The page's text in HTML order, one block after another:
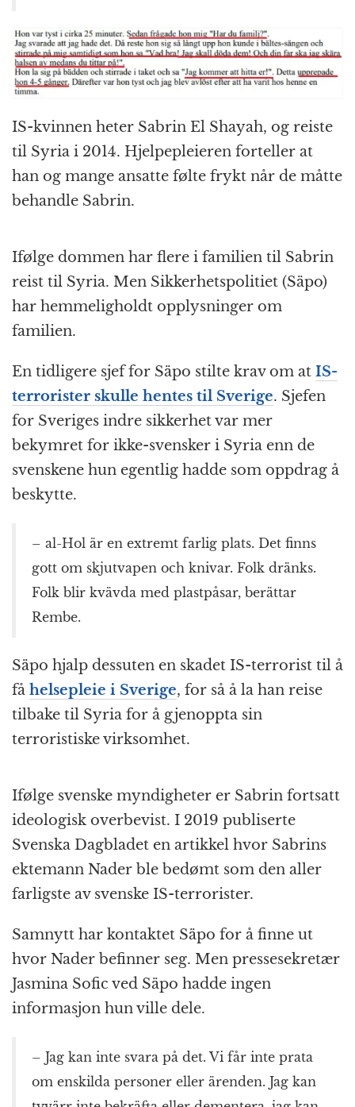
IS-kvinnen heter Sabrin El Shayah, og reiste
til Syria i 2014. Hjelpepleieren forteller at
han og mange ansatte følte frykt når de måtte
behandle Sabrin.
Ifølge dommen har flere i familien til Sabrin
reist til Syria. Men Sikkerhetspolitiet (Säpo)
har hemmeligholdt opplysninger om
familien.
En tidligere sjef for Säpo stilte krav om at IS-
terrorister skulle hentes til Sverige. Sjefen
for Sveriges indre sikkerhet var mer
bekymret for ikke-svensker i Syria enn de
svenskene hun egentlig hadde som oppdrag å
beskytte.
– al-Hol är en extremt farlig plats. Det finns
gott om skjutvapen och knivar. Folk dränks.
Folk blir kvävda med plastpåsar, berättar
Rembe.
Säpo hjalp dessuten en skadet IS-terrorist til å
få helsepleie i Sverige, for så å la han reise
tilbake til Syria for å gjenoppta sin
terroristiske virksomhet.
Ifølge svenske myndigheter er Sabrin fortsatt
ideologisk overbevist. I 2019 publiserte
Svenska Dagbladet en artikkel hvor Sabrins
ektemann Nader ble bedømt som den aller
farligste av svenske IS-terrorister.
Samnytt har kontaktet Säpo for å finne ut
hvor Nader befinner seg. Men pressesekretær
Jasmina Sofic ved Säpo hadde ingen
informasjon hun ville dele.
– Jag kan inte svara på det. Vi får inte prata
om enskilda personer eller ärenden. Jag kan